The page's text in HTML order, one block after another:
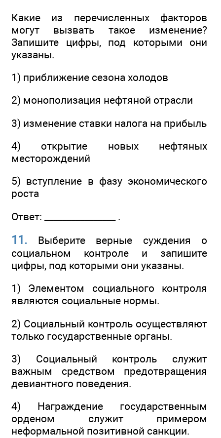
Какие из перечисленных факторов
могут вызвать такое изменение?
Запишите цифры, под которыми они
указаны.
1) приближение сезона холодов
2) монополизация нефтяной отрасли
3) изменение ставки налога на прибыль
4) открытие новых нефтяных
месторождений
5) вступление в фазу экономического
роста
Ответ: ________________ .
11. Выберите верные суждения о
социальном контроле и запишите
цифры, под которыми они указаны.
1) Элементом социального контроля
являются социальные нормы.
2) Социальный контроль осуществляют
только государственные органы.
3) Социальный контроль служит
важным средством предотвращения
девиантного поведения.
4) Награждение государственным
орденом служит примером
неформальной позитивной санкции.